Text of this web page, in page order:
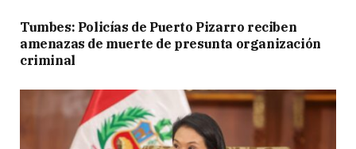
Tumbes: Policías de Puerto Pizarro reciben
amenazas de muerte de presunta organización
criminal